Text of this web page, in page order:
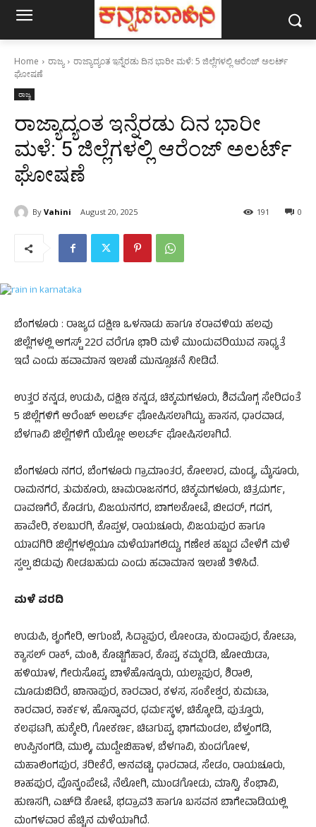
Home ರಾಜ್ಯ
ರಾಜ್ಯಾದ್ಯಂತ ಇನ್ನೆರಡು ದಿನ ಭಾರೀ ಮಳೆ: 5 ಜಿಲ್ಲೆಗಳಲ್ಲಿ ಆರೆಂಜ್ ಅಲರ್ಟ್
ಘೋಷಣೆ
ರಾಜ್ಯ
ರಾಜ್ಯಾದ್ಯಂತ ಇನ್ನೆರಡು ದಿನ ಭಾರೀ
ಮಳೆ: 5 ಜಿಲ್ಲೆಗಳಲ್ಲಿ ಆರೆಂಜ್ ಅಲರ್ಟ್
ಘೋಷಣೆ
By Vahini August 20, 2025 0
191
ಬೆಂಗಳೂರು : ರಾಜ್ಯದ ದಕ್ಷಿಣ ಒಳನಾಡು ಹಾಗೂ ಕರಾವಳಿಯ ಹಲವು
ಜಿಲ್ಲೆಗಳಲ್ಲಿ ಆಗಸ್ಟ್​​​ 22ರ ವರೆಗೂ ಭಾರಿ ಮಳೆ ಮುಂದುವರಿಯುವ ಸಾಧ್ಯತೆ
ಇದೆ ಎಂದು ಹವಾಮಾನ ಇಲಾಖೆ ಮುನ್ಸೂಚನೆ ನೀಡಿದೆ.
ಉತ್ತರ ಕನ್ನಡ, ಉಡುಪಿ, ದಕ್ಷಿಣ ಕನ್ನಡ, ಚಿಕ್ಕಮಗಳೂರು, ಶಿವಮೊಗ್ಗ ಸೇರಿದಂತೆ
5 ಜಿಲ್ಲೆಗಳಿಗೆ ಆರೆಂಜ್ ಅಲರ್ಟ್​ ಘೋಷಿಸಲಾಗಿದ್ದು, ಹಾಸನ, ಧಾರವಾಡ,
ಬೆಳಗಾವಿ ಜಿಲ್ಲೆಗಳಿಗೆ ಯೆಲ್ಲೋ ಅಲರ್ಟ್​ ಘೋಷಿಸಲಾಗಿದೆ.
ಬೆಂಗಳೂರು ನಗರ, ಬೆಂಗಳೂರು ಗ್ರಾಮಾಂತರ, ಕೋಲಾರ, ಮಂಡ್ಯ, ಮೈಸೂರು,
ರಾಮನಗರ, ತುಮಕೂರು, ಚಾಮರಾಜನಗರ, ಚಿಕ್ಕಮಗಳೂರು, ಚಿತ್ರದುರ್ಗ,
ದಾವಣಗೆರೆ, ಕೊಡಗು, ವಿಜಯನಗರ, ಬಾಗಲಕೋಟೆ, ಬೀದರ್, ಗದಗ,
ಹಾವೇರಿ, ಕಲಬುರಗಿ, ಕೊಪ್ಪಳ, ರಾಯಚೂರು, ವಿಜಯಪುರ ಹಾಗೂ
ಯಾದಗಿರಿ ಜಿಲ್ಲೆಗಳಲ್ಲಿಯೂ ಮಳೆಯಾಗಲಿದ್ದು, ಗಣೇಶ ಹಬ್ಬದ ವೇಳೆಗೆ ಮಳೆ
ಸ್ವಲ್ಪ ಬಿಡುವು ನೀಡಬಹುದು ಎಂದು ಹವಾಮಾನ ಇಲಾಖೆ ತಿಳಿಸಿದೆ.
ಮಳೆ ವರದಿ
ಉಡುಪಿ, ಶೃಂಗೇರಿ, ಆಗುಂಬೆ, ಸಿದ್ದಾಪುರ, ಲೋಂಡಾ, ಕುಂದಾಪುರ, ಕೋಟಾ,
ಕ್ಯಾಸಲ್​ ರಾಕ್, ಮಂಕಿ, ಕೊಟ್ಟಿಗೆಹಾರ, ಕೊಪ್ಪ, ಕಮ್ಮರಡಿ, ಜೋಯಿಡಾ,
ಹಳಿಯಾಳ, ಗೇರುಸೊಪ್ಪ, ಬಾಳೆಹೊನ್ನೂರು, ಯಲ್ಲಾಪುರ, ಶಿರಾಲಿ,
ಮೂಡುಬಿದಿರೆ, ಖಾನಾಪುರ, ಕಾರವಾರ, ಕಳಸ, ಸಂಕೇಶ್ವರ, ಕುಮಟಾ,
ಕಾರವಾರ, ಕಾರ್ಕಳ, ಹೊನ್ನಾವರ, ಧರ್ಮಸ್ಥಳ, ಚಿಕ್ಕೋಡಿ, ಪುತ್ತೂರು,
ಕಲಘಟಗಿ, ಹುಕ್ಕೇರಿ, ಗೋಕರ್ಣ, ಚಿಟಗುಪ್ಪ, ಭಾಗಮಂಡಲ, ಬೆಳ್ತಂಗಡಿ,
ಉಪ್ಪಿನಂಗಡಿ, ಮುಲ್ಕಿ, ಮುದ್ದೇಬಿಹಾಳ, ಬೆಳಗಾವಿ, ಕುಂದಗೋಳ,
ಮಹಾಲಿಂಗಪುರ, ತರೀಕೆರೆ, ಆನವಟ್ಟಿ, ಧಾರವಾಡ, ಸೇಡಂ, ರಾಯಚೂರು,
ಶಾಹಪುರ, ಪೊನ್ನಂಪೇಟೆ, ನೆಲೋಗಿ, ಮುಂಡಗೋಡು, ಮಾನ್ವಿ, ಕೆಂಭಾವಿ,
ಹುಣಸಗಿ, ಎಚ್​​ಡಿ ಕೋಟೆ, ಭದ್ರಾವತಿ ಹಾಗೂ ಬಸವನ ಬಾಗೇವಾಡಿಯಲ್ಲಿ
ಮಂಗಳವಾರ ಹೆಚ್ಚಿನ ಮಳೆಯಾಗಿದೆ.